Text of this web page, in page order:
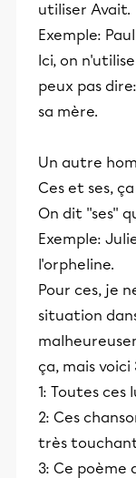
utiliser Avait.
Exemple:
Ici, on
peux pas
sa mère.
Un autre
Ces et ses,
On dit ''ses''
Exemple:
l'orpheline.
Pour ces, je
situation
ça, mais voici
1: Toutes ces
2: Ces
très
3: Ce poème